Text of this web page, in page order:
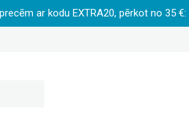
ar kodu EXTRA20, pērkot no 35 €: